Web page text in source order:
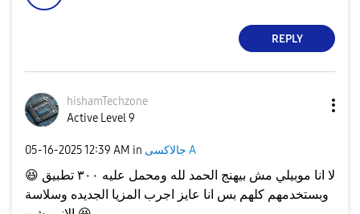
REPLY
hishamTechzone
Active Level 9
‎05-16-202512:39 AM in جالاكسى A
لا انا موبيلي مش بيهنج الحمد لله ومحمل عليه ٣٠٠ تطبيق
😆
وبستخدمهم كلهم بس انا عايز اجرب المزيا الجديده وسلاسة